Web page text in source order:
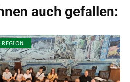
auch gefallen:
REGION